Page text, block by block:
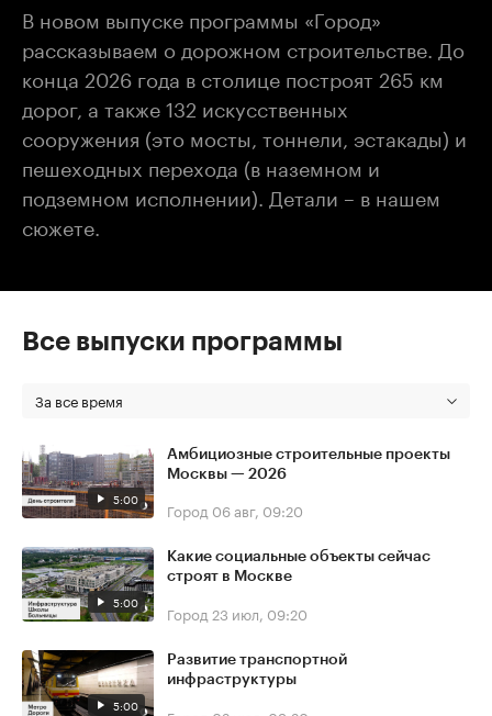
В новом выпуске программы «Город»
рассказываем о дорожном строительстве. До
конца 2026 года в столице построят 265 км
дорог, а также 132 искусственных
сооружения (это мосты, тоннели, эстакады) и
пешеходных перехода (в наземном и
подземном исполнении). Детали – в нашем
сюжете.
Все выпуски программы
За все время
5:00
Амбициозные строительные проекты
Москвы — 2026
Город 06 авг, 09:20
5:00
Какие социальные объекты сейчас
строят в Москве
Город 23 июл, 09:20
5:00
Развитие транспортной
инфраструктуры